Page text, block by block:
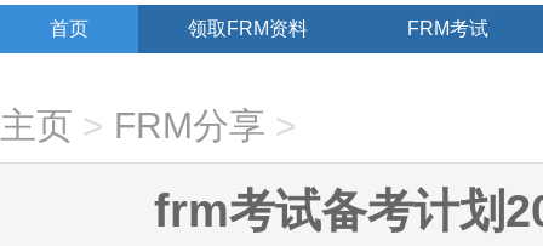
首页 领取FRM资料 FRM考试
主页 > FRM分享 >
frm考试备考计划